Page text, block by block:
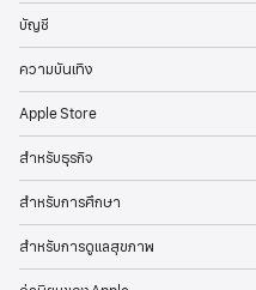
บัญชี
ความบันเทิง
Apple Store
สำหรับธุรกิจ
สำหรับการศึกษา
สำหรับการดูแลสุขภาพ